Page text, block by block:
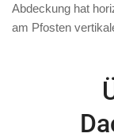
Abdeckung hat
am Pfosten